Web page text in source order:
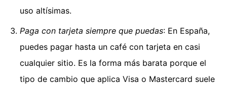
uso altísimas.
Paga con tarjeta siempre que puedas: En España,
puedes pagar hasta un café con tarjeta en casi
cualquier sitio. Es la forma más barata porque el
tipo de cambio que aplica Visa o Mastercard suele